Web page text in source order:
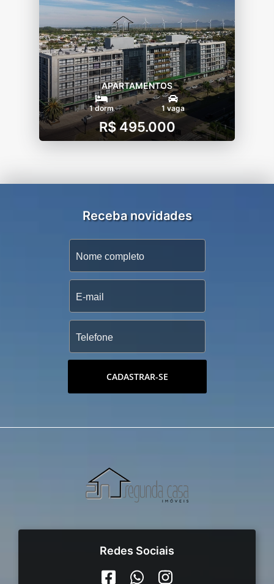
APARTAMENTOS
1 dorm 1 vaga
R$ 495.000
Receba novidades
CADASTRAR-SE
Redes Sociais